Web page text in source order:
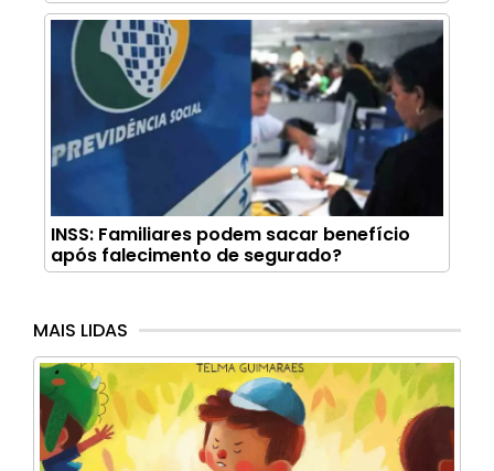
INSS: Familiares podem sacar benefício
após falecimento de segurado?
MAIS LIDAS